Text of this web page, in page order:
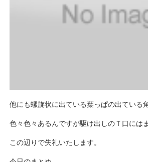
他にも螺旋状に出ている葉っぱの出ている
色々色々あるんですが駆け出しのＴ口には
この辺りで失礼いたします。